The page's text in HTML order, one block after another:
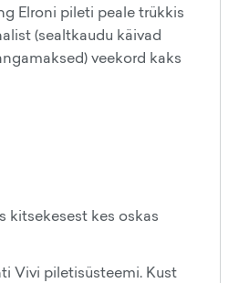
Elroni pileti peale trükkis
(sealtkaudu käivad
veekord kaks
kitsekesest kes oskas
Vivi piletisüsteemi. Kust